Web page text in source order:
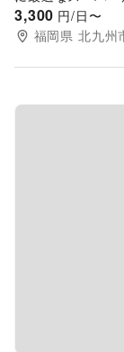
3,300 円/日〜
福岡県 北九州
Previous